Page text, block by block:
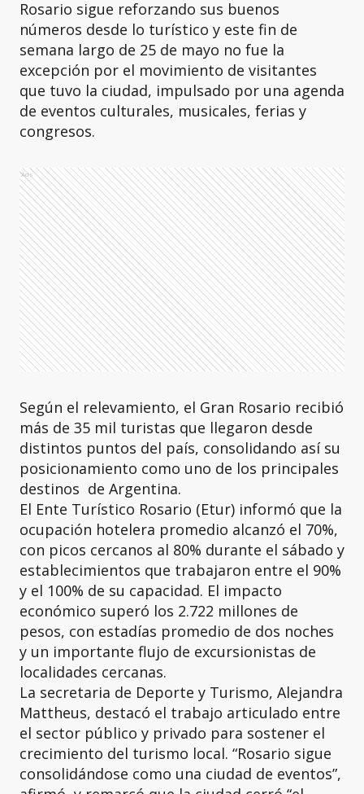
Rosario sigue reforzando sus buenos
números desde lo turístico y este fin de
semana largo de 25 de mayo no fue la
excepción por el movimiento de visitantes
que tuvo la ciudad, impulsado por una agenda
de eventos culturales, musicales, ferias y
congresos.
Ads
Según el relevamiento, el Gran Rosario recibió
más de 35 mil turistas que llegaron desde
distintos puntos del país, consolidando así su
posicionamiento como uno de los principales
destinos de Argentina.
El Ente Turístico Rosario (Etur) informó que la
ocupación hotelera promedio alcanzó el 70%,
con picos cercanos al 80% durante el sábado y
establecimientos que trabajaron entre el 90%
y el 100% de su capacidad. El impacto
económico superó los 2.722 millones de
pesos, con estadías promedio de dos noches
y un importante flujo de excursionistas de
localidades cercanas.
La secretaria de Deporte y Turismo, Alejandra
Mattheus, destacó el trabajo articulado entre
el sector público y privado para sostener el
crecimiento del turismo local. “Rosario sigue
consolidándose como una ciudad de eventos”,